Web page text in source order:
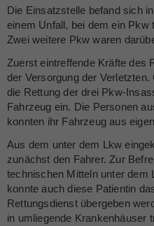
Die Einsatzstelle befand sich
einem Unfall, bei dem ein Pkw
Zwei weitere Pkw waren
Zuerst eintreffende Kräfte des
der Versorgung der
die Rettung der drei Pkw-
Fahrzeug ein. Die Personen
konnten ihr Fahrzeug aus
Aus dem unter dem Lkw
zunächst den Fahrer. Zur
technischen Mitteln unter dem
konnte auch diese Patientin
Rettungsdienst übergeben
in umliegende Krankenhäuser